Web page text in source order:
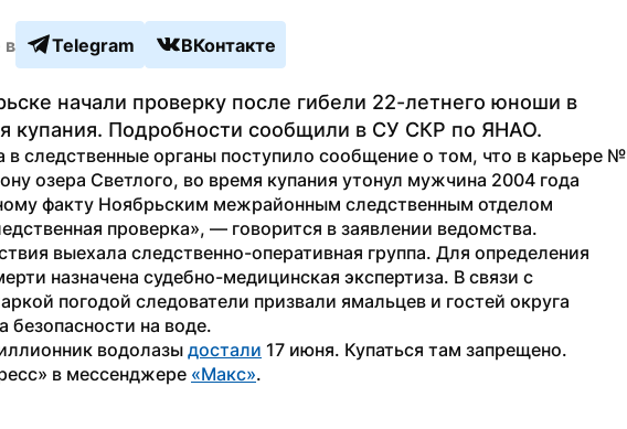
в Telegram ВКонтакте
начали проверку после гибели 22-летнего юноши в
купания. Подробности сообщили в СУ СКР по ЯНАО.
в следственные органы поступило сообщение о том, что в карьере №
озера Светлого, во время купания утонул мужчина 2004 года
факту Ноябрьским межрайонным следственным отделом
проверка», — говорится в заявлении ведомства.
выехала следственно-оперативная группа. Для определения
назначена судебно-медицинская экспертиза. В связи с
погодой следователи призвали ямальцев и гостей округа
безопасности на воде.
водолазы достали 17 июня. Купаться там запрещено.
в мессенджере «Макс».